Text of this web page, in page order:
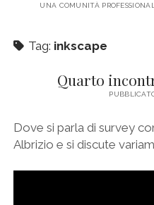
UNA COMUNITÀ
Tag: inkscape
Quarto
Dove si parla di survey
Albrizio e si discute